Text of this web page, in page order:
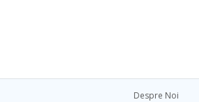
Despre Noi